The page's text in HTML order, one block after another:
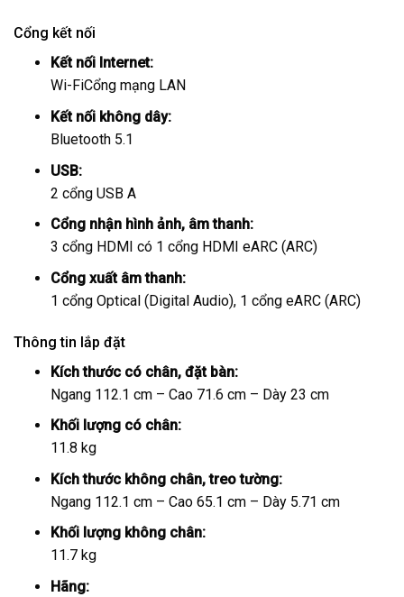
Cổng kết nối
Kết nối Internet:
Wi-FiCổng mạng LAN
Kết nối không dây:
Bluetooth 5.1
USB:
2 cổng USB A
Cổng nhận hình ảnh, âm thanh:
3 cổng HDMI có 1 cổng HDMI eARC (ARC)
Cổng xuất âm thanh:
1 cổng Optical (Digital Audio), 1 cổng eARC (ARC)
Thông tin lắp đặt
Kích thước có chân, đặt bàn:
Ngang 112.1 cm – Cao 71.6 cm – Dày 23 cm
Khối lượng có chân:
11.8 kg
Kích thước không chân, treo tường:
Ngang 112.1 cm – Cao 65.1 cm – Dày 5.71 cm
Khối lượng không chân:
11.7 kg
Hãng: